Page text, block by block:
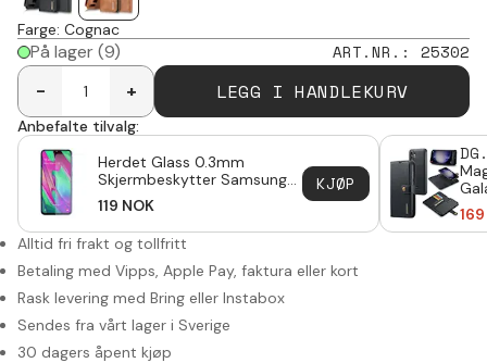
Farge: Cognac
På lager(9) ART.NR. : 25302
-
+ LEGG I HANDLEKURV
Anbefalte tilvalg:
Herdet Glass 0.3mm
Skjermbeskytter Samsung
Galaxy A40
119 NOK
KJØP
169
Alltid fri frakt og tollfritt
Betaling med Vipps, Apple Pay, faktura eller kort
Rask levering med Bring eller Instabox
Sendes fra vårt lager i Sverige
30 dagers åpent kjøp